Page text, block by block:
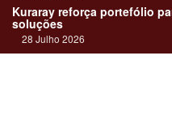
Kuraray reforça portefólio
soluções
28 Julho 2026
"Devemos encarar cada